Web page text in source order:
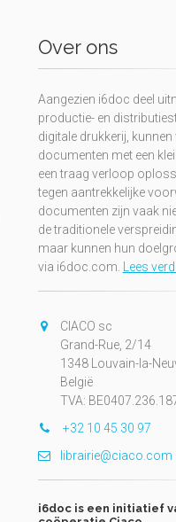
Over ons
Aangezien i6doc deel
productie- en
digitale drukkerij,
documenten met een
een traag verloop
tegen aantrekkelijke
documenten zijn vaak
de traditionele
maar kunnen hun
via i6doc.com.
Lees
CIACO sc
Grand-Rue, 2/14
1348 Louvain-la-
België
TVA:
+32 10 45 30 97
librairie@ciaco.com
i6doc is een initiatief